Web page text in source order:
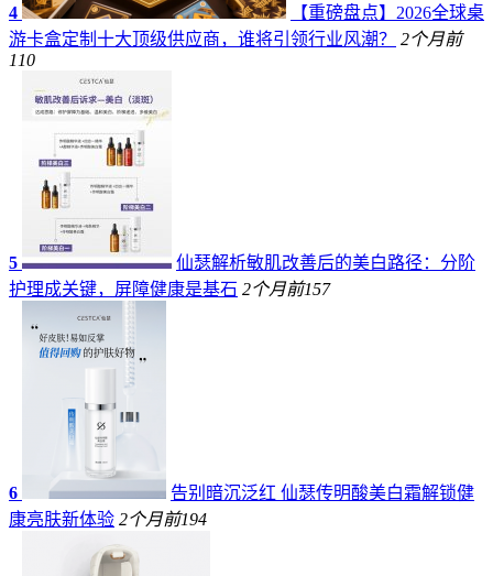
4
【重磅盘点】2026全球桌
游卡盒定制十大顶级供应商，谁将引领行业风潮？
2个月前
110
5
仙瑟解析敏肌改善后的美白路径：分阶
护理成关键，屏障健康是基石 2个月前157
6
告别暗沉泛红 仙瑟传明酸美白霜解锁健
康亮肤新体验 2个月前194